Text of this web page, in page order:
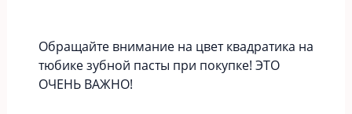
Обращайте внимание на цвет квадратика на
тюбике зубной пасты при покупке! ЭТО
ОЧЕНЬ ВАЖНО!